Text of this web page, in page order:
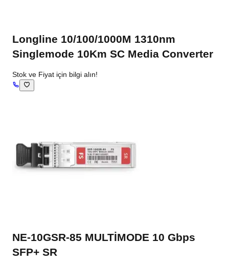
Longline 10/100/1000M 1310nm
Singlemode 10Km SC Media Converter
Stok ve Fiyat için bilgi alın!
NE-10GSR-85 MULTİMODE 10 Gbps
SFP+ SR